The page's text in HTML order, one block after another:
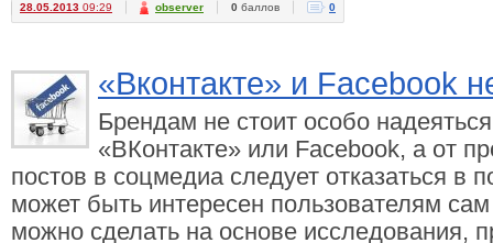
28.05.2013 09:29 observer 0 баллов 0
«Вконтакте» и Facebook
Брендам не стоит особо
«ВКонтакте» или Facebook, а от
постов в соцмедиа следует отказаться в
может быть интересен пользователям
можно сделать на основе исследования,